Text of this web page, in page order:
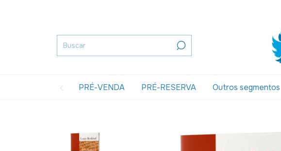
PRÉ-VENDA PRÉ-RESERVA Outros segmentos